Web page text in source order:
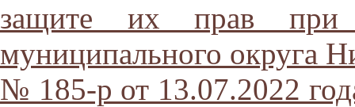
защите их прав при
муниципального округа
№ 185-р от 13.07.2022